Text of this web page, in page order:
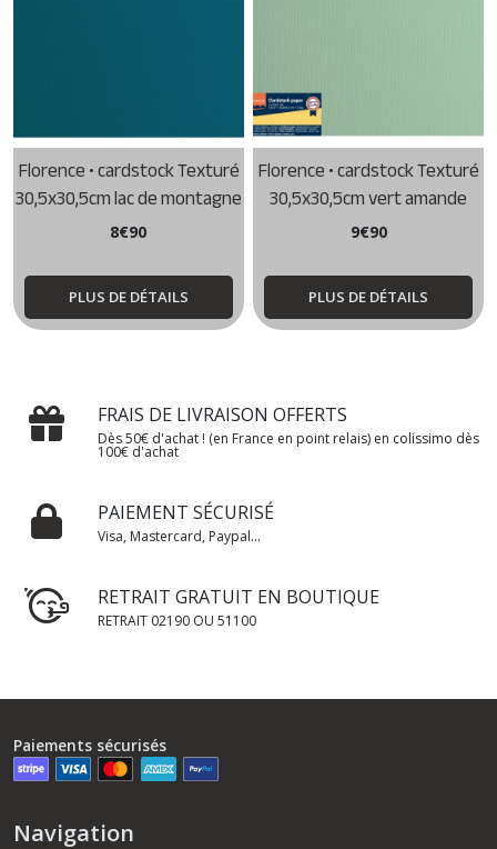
Florence • cardstock Texturé
30,5x30,5cm lac de montagne
8€90
PLUS DE DÉTAILS
Florence • cardstock Texturé
30,5x30,5cm vert amande
9€90
PLUS DE DÉTAILS
FRAIS DE LIVRAISON OFFERTS
Dès 50€ d'achat ! (en France en point relais) en colissimo dès
100€ d'achat
PAIEMENT SÉCURISÉ
Visa, Mastercard, Paypal...
RETRAIT GRATUIT EN BOUTIQUE
RETRAIT 02190 OU 51100
Paiements sécurisés
Navigation